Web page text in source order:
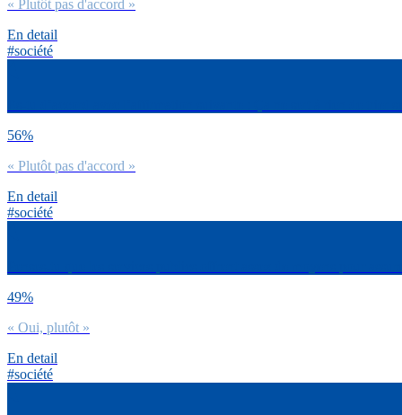
« Plutôt pas d'accord »
En detail
#société
56%
« Plutôt pas d'accord »
En detail
#société
49%
« Oui, plutôt »
En detail
#société